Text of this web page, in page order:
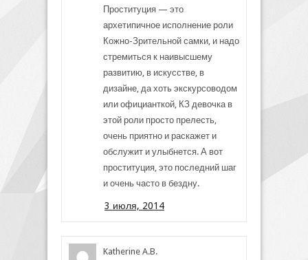
Проституция — это
архетипичное исполнение роли
Кожно-Зрительной самки, и надо
стремиться к наивысшему
развитию, в искусстве, в
дизайне, да хоть экскурсоводом
или официанткой, КЗ девочка в
этой роли просто прелесть,
очень приятно и раскажет и
обслужит и улыбнется. А вот
проституция, это последний шаг
и очень часто в бездну.
3 июля, 2014
Katherine A.B.